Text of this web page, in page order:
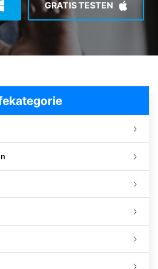
GRATIS TESTEN